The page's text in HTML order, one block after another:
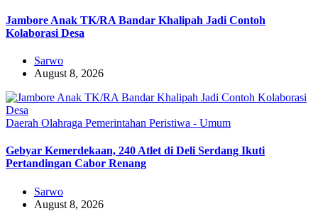
Jambore Anak TK/RA Bandar Khalipah Jadi Contoh
Kolaborasi Desa
Sarwo
August 8, 2026
Daerah Olahraga Pemerintahan Peristiwa - Umum
Gebyar Kemerdekaan, 240 Atlet di Deli Serdang Ikuti
Pertandingan Cabor Renang
Sarwo
August 8, 2026